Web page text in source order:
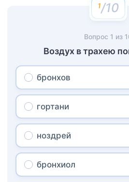
/10
Вопрос 1 из
Воздух в трахею
бронхов
гортани
ноздрей
бронхиол